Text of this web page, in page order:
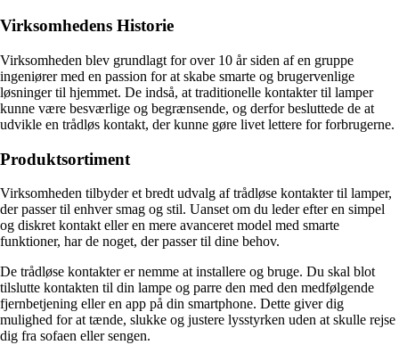
Virksomhedens Historie
Virksomheden blev grundlagt for over 10 år siden af en gruppe
ingeniører med en passion for at skabe smarte og brugervenlige
løsninger til hjemmet. De indså, at traditionelle kontakter til lamper
kunne være besværlige og begrænsende, og derfor besluttede de at
udvikle en trådløs kontakt, der kunne gøre livet lettere for forbrugerne.
Produktsortiment
Virksomheden tilbyder et bredt udvalg af trådløse kontakter til lamper,
der passer til enhver smag og stil. Uanset om du leder efter en simpel
og diskret kontakt eller en mere avanceret model med smarte
funktioner, har de noget, der passer til dine behov.
De trådløse kontakter er nemme at installere og bruge. Du skal blot
tilslutte kontakten til din lampe og parre den med den medfølgende
fjernbetjening eller en app på din smartphone. Dette giver dig
mulighed for at tænde, slukke og justere lysstyrken uden at skulle rejse
dig fra sofaen eller sengen.